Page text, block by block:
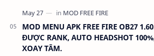
MOD MENU APK FREE FIRE OB27
ĐƯỢC RANK, AUTO HEADSHOT
XOAY TÂM.